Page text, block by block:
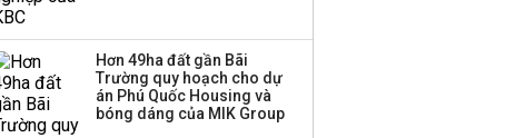
Hơn 49ha đất gần Bãi
Trường quy hoạch cho dự
án Phú Quốc Housing và
bóng dáng của MIK Group